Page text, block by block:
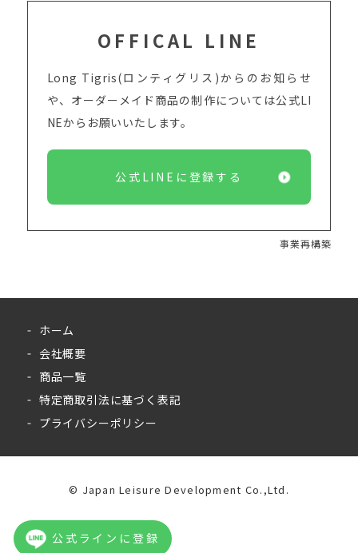
公式ラインに登録
OFFICAL LINE
Long Tigris(ロンティグリス)からのお知らせ
や、オーダーメイド商品の制作については公式LI
NEからお願いいたします。
公式LINEに登録する
事業再構築
ホーム
会社概要
商品一覧
特定商取引法に基づく表記
プライバシーポリシー
©︎ Japan Leisure Development Co.,Ltd.